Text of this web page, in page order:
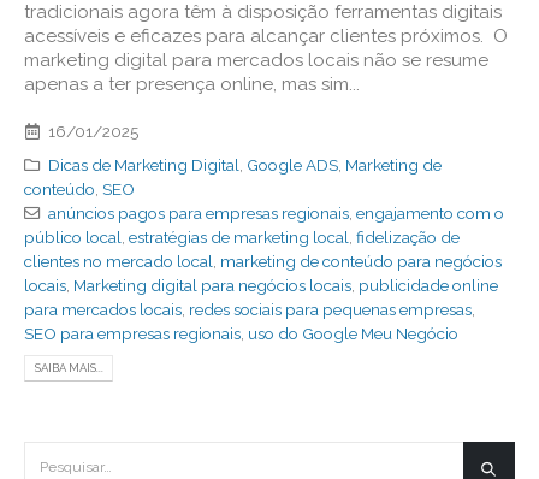
tradicionais agora têm à disposição ferramentas digitais
acessíveis e eficazes para alcançar clientes próximos. O
marketing digital para mercados locais não se resume
apenas a ter presença online, mas sim...
16/01/2025
Dicas de Marketing Digital Google ADS, Marketing de
conteúdo SEO
anúncios pagos para empresas regionais, engajamento com o
público local estratégias de marketing local fidelização de
clientes no mercado local marketing de conteúdo para negócios
locais Marketing digital para negócios locais publicidade online
para mercados locais redes sociais para pequenas empresas
SEO para empresas regionais uso do Google Meu Negócio
SAIBA MAIS...